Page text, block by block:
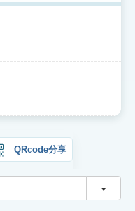
QRcode分享
切換